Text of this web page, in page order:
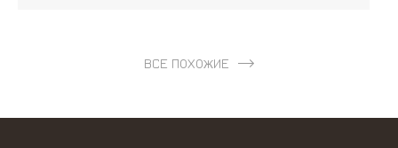
ВСЕ ПОХОЖИЕ